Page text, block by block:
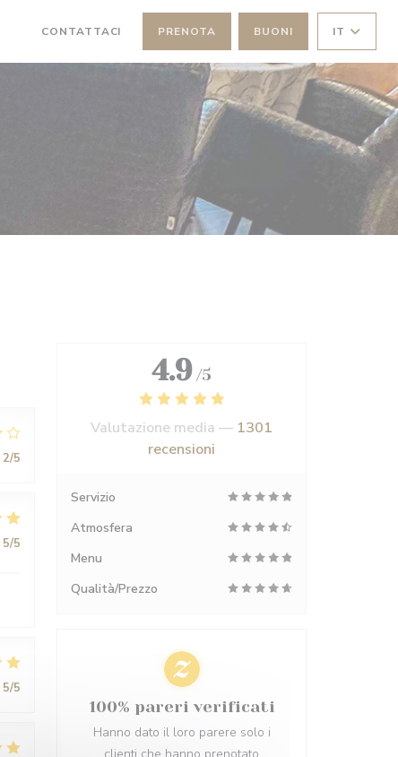
CONTATTACI PRENOTA BUONI IT
2/5
5/5
5/5
4.9 /5
Valutazione media — 1301
recensioni
Servizio
Atmosfera
Menu
Qualità/Prezzo
100% pareri verificati
Hanno dato il loro parere solo i